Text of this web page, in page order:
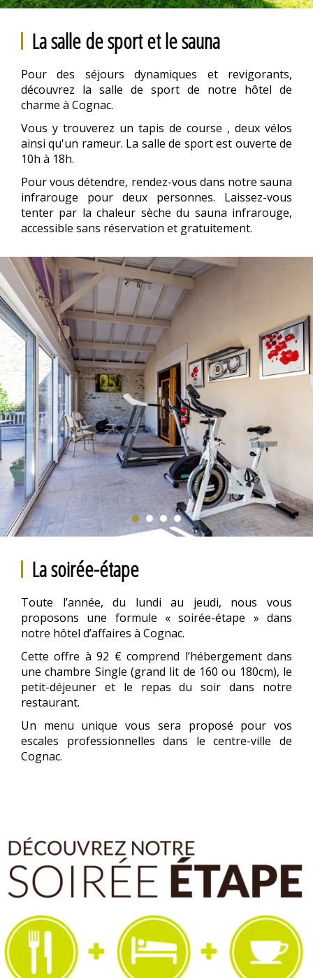
La salle de sport et le sauna
Pour des séjours dynamiques et revigorants,
découvrez la salle de sport de notre hôtel de
charme à Cognac.
Vous y trouverez un tapis de course , deux vélos
ainsi qu'un rameur. La salle de sport est ouverte de
10h à 18h.
Pour vous détendre, rendez-vous dans notre sauna
infrarouge pour deux personnes. Laissez-vous
tenter par la chaleur sèche du sauna infrarouge,
accessible sans réservation et gratuitement.
La soirée-étape
Toute l’année, du lundi au jeudi, nous vous
proposons une formule « soirée-étape » dans
notre hôtel d’affaires à Cognac.
Cette offre à 92 € comprend l’hébergement dans
une chambre Single (grand lit de 160 ou 180cm), le
petit-déjeuner et le repas du soir dans notre
restaurant.
Un menu unique vous sera proposé pour vos
escales professionnelles dans le centre-ville de
Cognac.